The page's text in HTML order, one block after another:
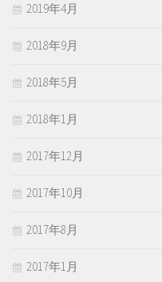
2019年4月
2018年9月
2018年5月
2018年1月
2017年12月
2017年10月
2017年8月
2017年1月